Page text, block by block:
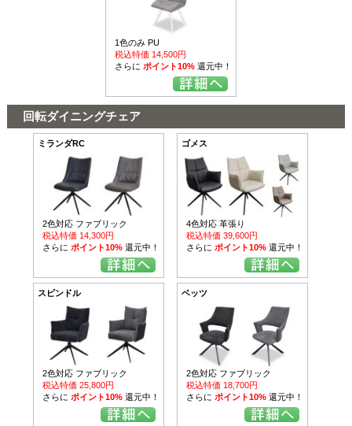
1色のみ PU
税込特価 14,500円
さらに ポイント10%還元中！
回転ダイニングチェア
ミランダRC
2色対応 ファブリック
税込特価 14,300円
さらに ポイント10% 還元中！
ゴメス
4色対応 革張り
税込特価 39,600円
さらに ポイント10% 還元中！
スピンドル
2色対応 ファブリック
税込特価 25,800円
さらに ポイント10% 還元中！
ベッツ
2色対応 ファブリック
税込特価 18,700円
さらに ポイント10% 還元中！